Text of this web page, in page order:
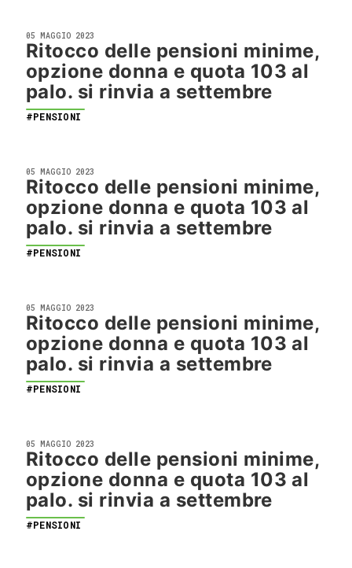
05 MAGGIO 2023
Ritocco delle pensioni minime,
opzione donna e quota 103 al
palo. si rinvia a settembre
#PENSIONI
05 MAGGIO 2023
Ritocco delle pensioni minime,
opzione donna e quota 103 al
palo. si rinvia a settembre
#PENSIONI
05 MAGGIO 2023
Ritocco delle pensioni minime,
opzione donna e quota 103 al
palo. si rinvia a settembre
#PENSIONI
05 MAGGIO 2023
Ritocco delle pensioni minime,
opzione donna e quota 103 al
palo. si rinvia a settembre
#PENSIONI